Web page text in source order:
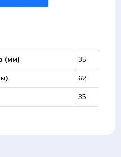
(мм) 35
62
35